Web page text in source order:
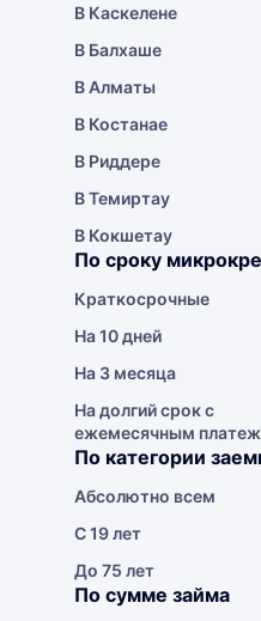
В Каскелене
В Балхаше
В Алматы
В Костанае
В Риддере
В Темиртау
В Кокшетау
По сроку
Краткосрочные
На 10 дней
На 3 месяца
На долгий срок с
ежемесячным
По категории
Абсолютно всем
С 19 лет
До 75 лет
По сумме займа